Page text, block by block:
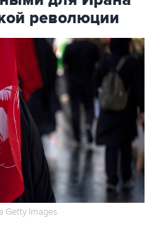
Getty Images
- Президент